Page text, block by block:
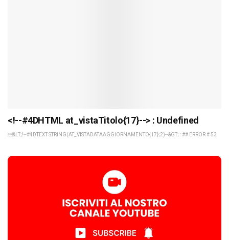
<!--#4DHTML at_vistaTitolo{17}--> : Undefined
&LT;!--#4DTEXT STRING(AT_VISTADATAAGGIORNAMENTO{17};2)--&GT; : ## ERROR # 53